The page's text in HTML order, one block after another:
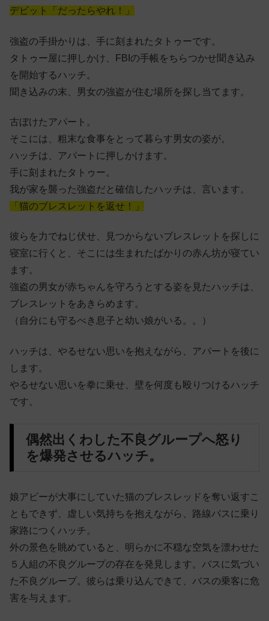
デビット「だったらやれ！」
強盗の手掛かりは、手に刻まれたタトゥーです。
タトゥー屋に押しかけ、FBIの手帳をちらつかせ聞き込み
を開始するハッチ。
聞き込みの末、男女の強盗が住む場所を探し当てます。
古ぼけたアパート。
そこには、粗末な食事をとって暮らす男女の姿が。
ハッチは、アパートに押しかけます。
手に刻まれたタトゥー。
我が家を襲った強盗だと確信したハッチは、言います。
「猫のブレスレットを返せ！」
彼らを力でねじ伏せ、見つからないブレスレットを探しに
寝室に行くと、そこには生まれたばかりの赤ん坊が寝てい
ます。
強盗の男女が赤ちゃんを守ろうとする姿を見たハッチは、
ブレスレットをあきらめます。
（自分にも守るべき息子と幼い娘がいる。。）
ハッチは、やるせない思いを抱えながら、アパートを後に
します。
やるせない思いを拳に乗せ、壁を何度も殴りつけるハッチ
です。
偶然出くわした不良グループへ怒り
を爆発させるハッチ。
娘アビーが大事にしていた猫のブレスレッドを奪い返すこ
ともできず、虚しい気持ちを抱えながら、路線バスに乗り
家路につくハッチ。
外の景色を眺めていると、明らかに不穏な空気を漂わせた
５人組の不良グループの存在を発見します。バスに気づい
た不良グループ。彼らは乗り込んできて、バスの乗客に危
害を与えます。